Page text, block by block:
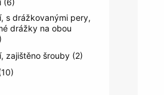
kování
polic a konzole
Akustická
(6)
s drážkovanými pery,
drážky na obou
zajištěno šrouby (2)